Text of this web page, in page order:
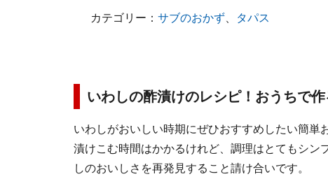
カテゴリー： サブのおかず、 タパス
いわしの酢漬けのレシピ！おうちで
いわしがおいしい時期にぜひおすすめしたい簡単
漬けこむ時間はかかるけれど、調理はとてもシン
しのおいしさを再発見すること請け合いです。